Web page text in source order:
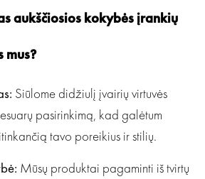
aukščiosios kokybės įrankių
mus?
Siūlome didžiulį įvairių virtuvės
pasirinkimą, kad galėtum
tavo poreikius ir stilių.
Mūsų produktai pagaminti iš tvirtų